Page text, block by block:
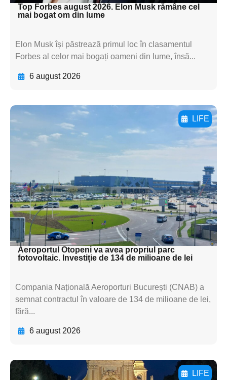
Top Forbes august 2026. Elon Musk rămâne cel
mai bogat om din lume
Elon Musk își păstrează primul loc în clasamentul
Forbes al celor mai bogați oameni din lume, însă...
6 august 2026
LIFE
Adaugă aici textul pentru
subtitluAdaugă aici
textul pentru
subtitluAdaugă aici
textul pentru
subtitluAdaugă aici
textul pentru subti
Aeroportul Otopeni va avea propriul parc
fotovoltaic. Investiție de 134 de milioane de lei
Compania Națională Aeroporturi București (CNAB) a
semnat contractul în valoare de 134 de milioane de lei,
fără...
6 august 2026
LIFE